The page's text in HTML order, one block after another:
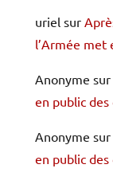
uriel sur
l’Armée met
Anonyme sur
en public des
Anonyme sur
en public des